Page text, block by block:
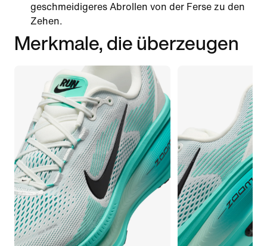
geschmeidigeres Abrollen von der Ferse zu den
Zehen.
Merkmale, die überzeugen